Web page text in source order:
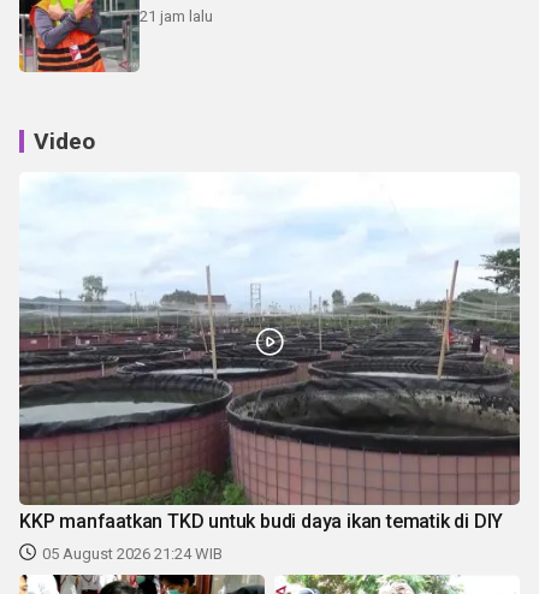
21 jam lalu
Video
KKP manfaatkan TKD untuk budi daya ikan tematik di DIY
05 August 2026 21:24 WIB